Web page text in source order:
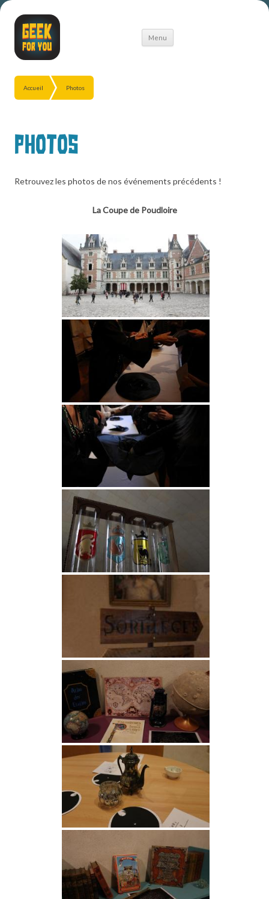
Menu
Aller
Accueil Photos
Photos
Retrouvez les photos de nos événements précédents !
La Coupe de Poudloire